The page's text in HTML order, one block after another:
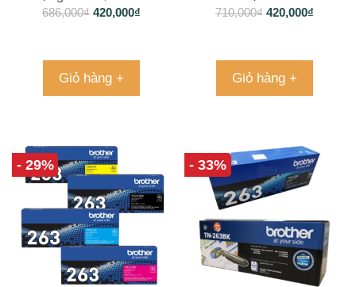
686,000₫ 420,000₫
Giỏ hàng +
chất lượng
710,000₫ 420,000₫
Giỏ hàng +
- 29% - 33%